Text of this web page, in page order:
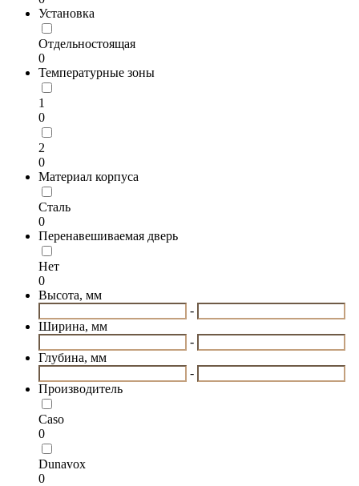
Установка
Отдельностоящая
0
Температурные зоны
1
0
2
0
Материал корпуса
Сталь
0
Перенавешиваемая дверь
Нет
0
Высота, мм
-
Ширина, мм
-
Глубина, мм
-
Производитель
Caso
0
Dunavox
0